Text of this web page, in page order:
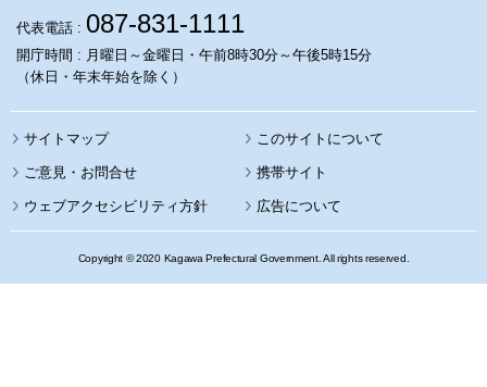
代表電話 : 087-831-1111
開庁時間 : 月曜日～金曜日・午前8時30分～午後5時15分
（休日・年末年始を除く）
サイトマップ このサイトについて
携帯サイト
ウェブアクセシビリティ方針 広告について
Copyright © 2020 Kagawa Prefectural Government. All rights reserved.